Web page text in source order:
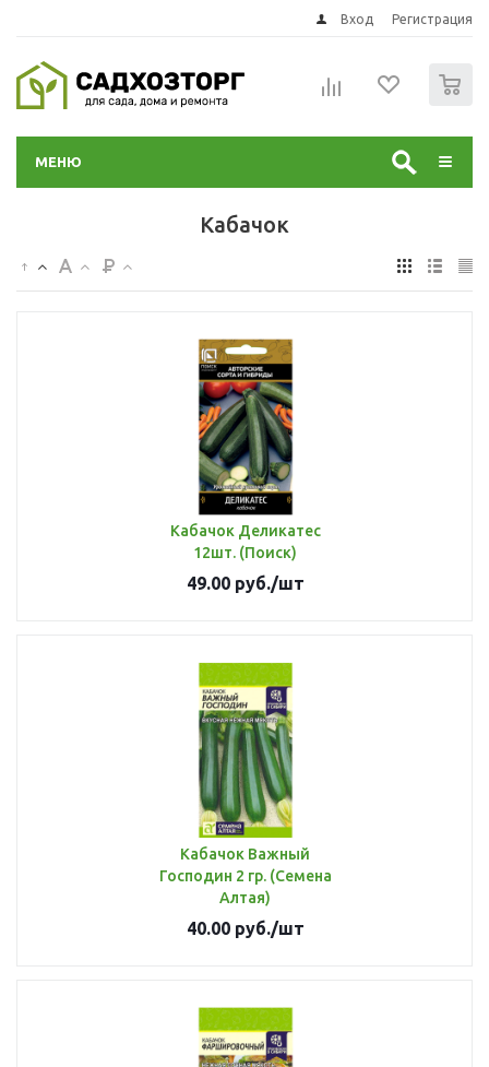
Вход Регистрация
МЕНЮ
Кабачок
Кабачок Деликатес
12шт. (Поиск)
49.00руб./шт
Кабачок Важный
Господин 2 гр. (Семена
Алтая)
40.00руб./шт